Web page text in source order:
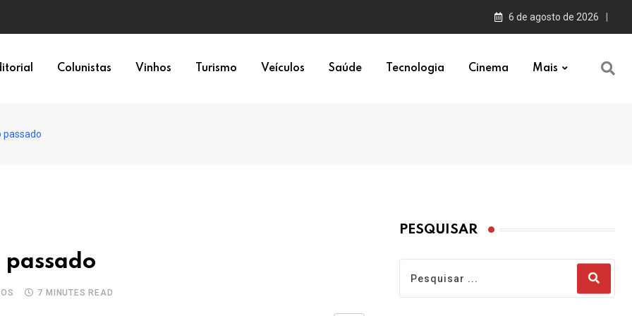
6 de agosto de 2026
Colunistas Vinhos Turismo Veículos Saúde Tecnologia Cinema Mais
passado
7 MINUTES READ
PESQUISAR